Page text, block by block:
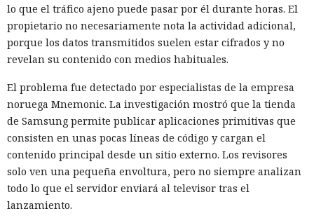
lo que el tráfico ajeno puede pasar por él durante horas. El
propietario no necesariamente nota la actividad adicional,
porque los datos transmitidos suelen estar cifrados y no
revelan su contenido con medios habituales.
El problema fue detectado por especialistas de la empresa
noruega Mnemonic. La investigación mostró que la tienda
de Samsung permite publicar aplicaciones primitivas que
consisten en unas pocas líneas de código y cargan el
contenido principal desde un sitio externo. Los revisores
solo ven una pequeña envoltura, pero no siempre analizan
todo lo que el servidor enviará al televisor tras el
lanzamiento.